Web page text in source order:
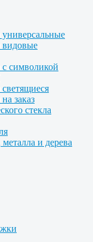
видовые
символикой
заказ
стекла
и дерева